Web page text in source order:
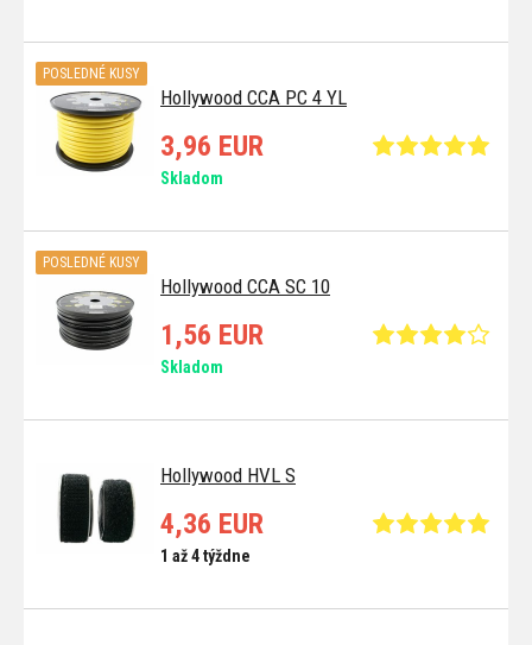
Hollywood CCA PC 4 YL
POSLEDNÉ KUSY
3,96 EUR
Skladom
Hollywood CCA SC 10
POSLEDNÉ KUSY
1,56 EUR
Skladom
Hollywood HVL S
4,36 EUR
1 až 4 týždne